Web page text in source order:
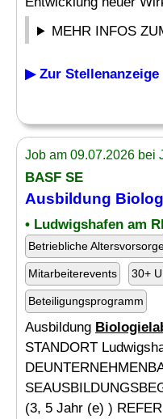
MEHR INFOS
▶ Zur Stellenanzeige
Job am 09.07.2026 bei
BASF SE
Ausbildung
• Ludwigshafen am
Betriebliche
Mitarbeiterevents 30+
Beteiligungsprogramm
Ausbildung
STANDORT
(3, 5 Jahr (e) )